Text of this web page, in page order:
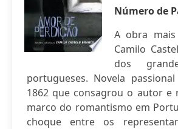
Número de
A obra
Camilo
dos
portugueses. Novela
1862 que consagrou o autor e
marco do romantismo em
choque entre os